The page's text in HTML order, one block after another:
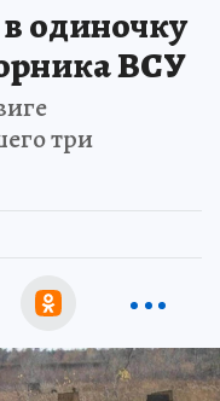
одиночку
ВСУ
три